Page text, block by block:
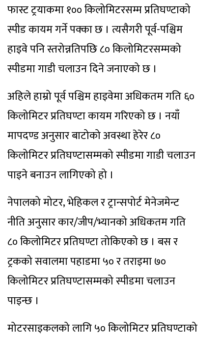
फास्ट ट्रयाकमा १०० किलोमिटरसम्म प्रतिघण्टाको
स्पीड कायम गर्ने पक्का छ । त्यसैगरी पूर्व-पश्चिम
हाइवे पनि स्तरोन्नतिपछि ८० किलोमिटरसम्मको
स्पीडमा गाडी चलाउन दिने जनाएको छ ।
अहिले हाम्रो पूर्व पश्चिम हाइवेमा अधिकतम गति ६०
किलोमिटर प्रतिघण्टा कायम गरिएको छ । नयाँ
मापदण्ड अनुसार बाटोको अवस्था हेरेर ८०
किलोमिटर प्रतिघण्टासम्मको स्पीडमा गाडी चलाउन
पाइने बनाउन लागिएको हो ।
नेपालको मोटर, भेहिकल र ट्रान्सपोर्ट मेनेजमेन्ट
नीति अनुसार कार/जीप/भ्यानको अधिकतम गति
८० किलोमिटर प्रतिघण्टा तोकिएको छ । बस र
ट्रकको सवालमा पहाडमा ५० र तराइमा ७०
किलोमिटर प्रतिघण्टासम्मको स्पीडमा चलाउन
पाइन्छ ।
मोटरसाइकलको लागि ५० किलोमिटर प्रतिघण्टाको